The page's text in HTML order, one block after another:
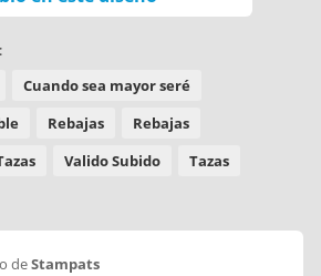
Cuando sea mayor seré
Rebajas
Rebajas
Valido Subido
Tazas
deStampats